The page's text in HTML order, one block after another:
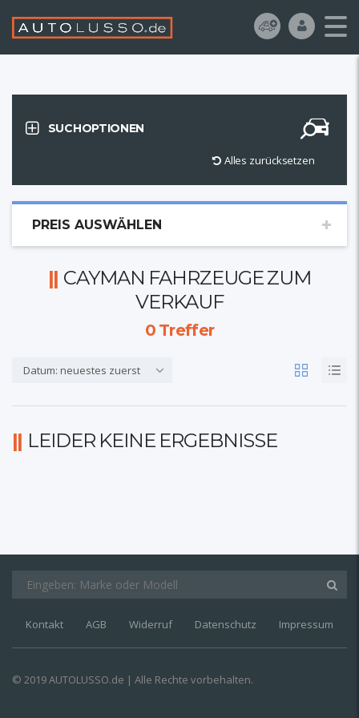
SUCHOPTIONEN
Alles zurücksetzen
PREIS AUSWÄHLEN
CAYMAN FAHRZEUGE ZUM
VERKAUF
0Treffer
Datum: neuestes zuerst
LEIDER KEINE ERGEBNISSE
Kontakt AGB Widerruf Datenschutz Impressum
© 2019 AUTOLUSSO.de | Alle Rechte vorbehalten.